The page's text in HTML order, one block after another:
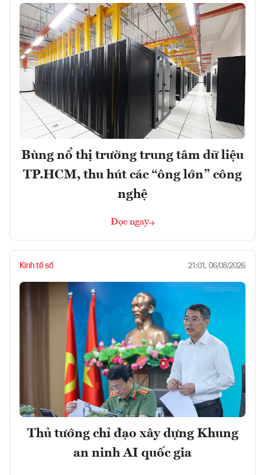
Bùng nổ thị trường trung tâm dữ liệu
TP.HCM, thu hút các “ông lớn” công
nghệ
Đọc ngay
Kinh tế số 21:01, 06/08/2026
Thủ tướng chỉ đạo xây dựng Khung
an ninh AI quốc gia